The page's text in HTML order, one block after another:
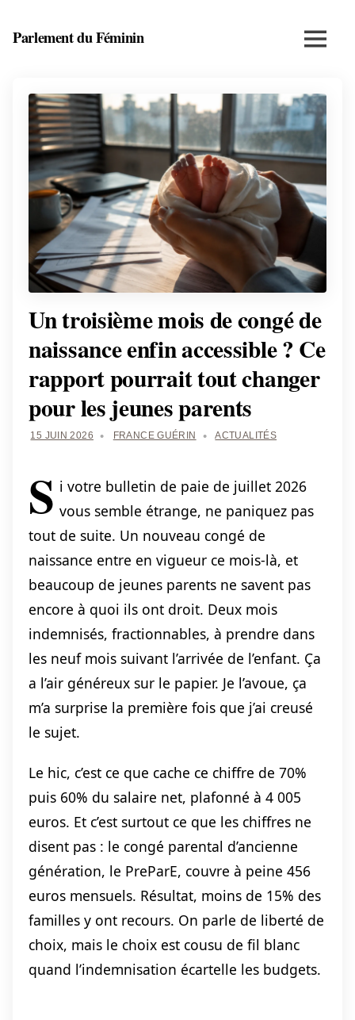
Parlement du Féminin
bien-
être
entrepreneuriat
féminin
Menu
Un troisième mois de congé de
naissance enfin accessible ? Ce
rapport pourrait tout changer
pour les jeunes parents
15 JUIN 2026 FRANCE GUÉRIN ACTUALITÉS
S i votre bulletin de paie de juillet 2026
vous semble étrange, ne paniquez pas
tout de suite. Un nouveau congé de
naissance entre en vigueur ce mois-là, et
beaucoup de jeunes parents ne savent pas
encore à quoi ils ont droit. Deux mois
indemnisés, fractionnables, à prendre dans
les neuf mois suivant l’arrivée de l’enfant. Ça
a l’air généreux sur le papier. Je l’avoue, ça
m’a surprise la première fois que j’ai creusé
le sujet.
Le hic, c’est ce que cache ce chiffre de 70%
puis 60% du salaire net, plafonné à 4 005
euros. Et c’est surtout ce que les chiffres ne
disent pas : le congé parental d’ancienne
génération, le PreParE, couvre à peine 456
euros mensuels. Résultat, moins de 15% des
familles y ont recours. On parle de liberté de
choix, mais le choix est cousu de fil blanc
quand l’indemnisation écartelle les budgets.